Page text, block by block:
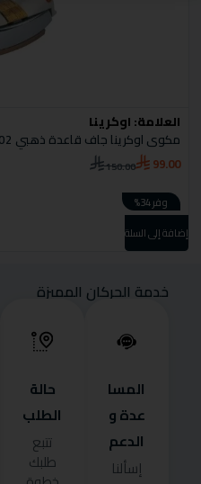
العلامة:اوكرينا
مكوى اوكرينا جاف قاعدة ذهبي OCRIRNR31002
150.00 99.00
وفر 34%
إضافة إلى السلة
خدمة الحركان المميزة
المسا
عدة و
الدعم
إسألنا
حالة
الطلب
تتبع
طلبك